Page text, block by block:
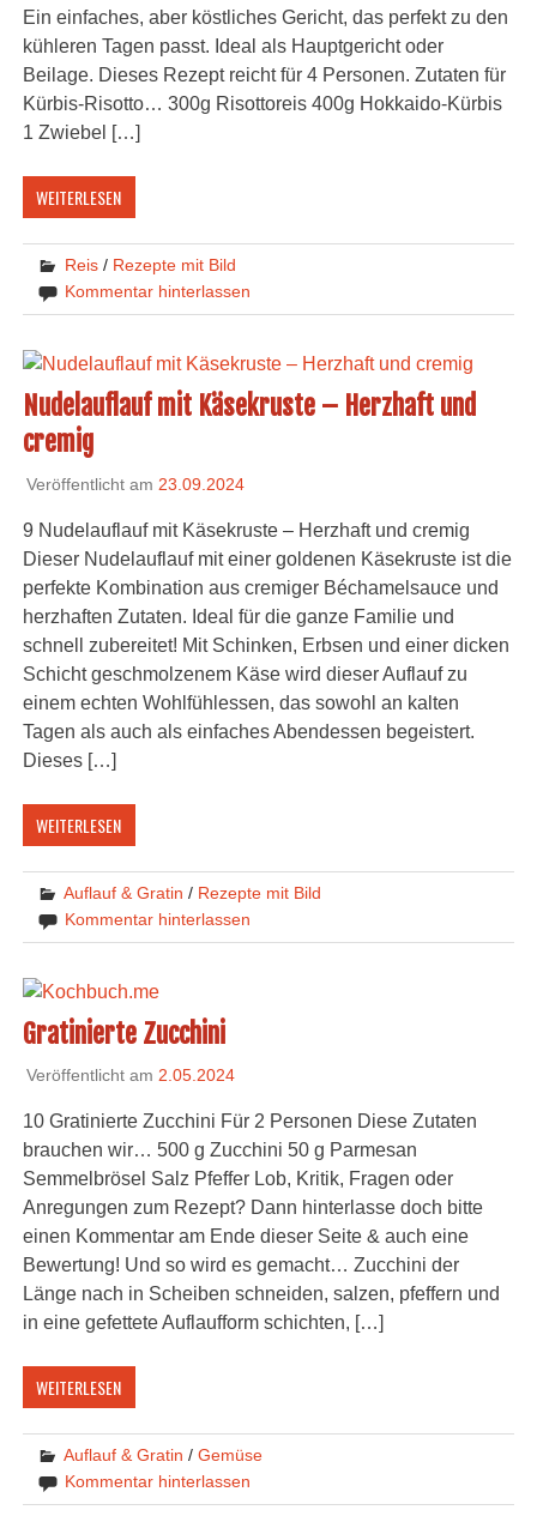
Ein einfaches, aber köstliches Gericht, das perfekt zu den
kühleren Tagen passt. Ideal als Hauptgericht oder
Beilage. Dieses Rezept reicht für 4 Personen. Zutaten für
Kürbis-Risotto… 300g Risottoreis 400g Hokkaido-Kürbis
1 Zwiebel […]
WEITERLESEN
Reis / Rezepte mit Bild
Kommentar hinterlassen
Nudelauflauf mit Käsekruste – Herzhaft und
cremig
Veröffentlicht am 23.09.2024
9 Nudelauflauf mit Käsekruste – Herzhaft und cremig
Dieser Nudelauflauf mit einer goldenen Käsekruste ist die
perfekte Kombination aus cremiger Béchamelsauce und
herzhaften Zutaten. Ideal für die ganze Familie und
schnell zubereitet! Mit Schinken, Erbsen und einer dicken
Schicht geschmolzenem Käse wird dieser Auflauf zu
einem echten Wohlfühlessen, das sowohl an kalten
Tagen als auch als einfaches Abendessen begeistert.
Dieses […]
WEITERLESEN
Auflauf & Gratin / Rezepte mit Bild
Kommentar hinterlassen
Gratinierte Zucchini
Veröffentlicht am 2.05.2024
10 Gratinierte Zucchini Für 2 Personen Diese Zutaten
brauchen wir… 500 g Zucchini 50 g Parmesan
Semmelbrösel Salz Pfeffer Lob, Kritik, Fragen oder
Anregungen zum Rezept? Dann hinterlasse doch bitte
einen Kommentar am Ende dieser Seite & auch eine
Bewertung! Und so wird es gemacht… Zucchini der
Länge nach in Scheiben schneiden, salzen, pfeffern und
in eine gefettete Auflaufform schichten, […]
WEITERLESEN
Auflauf & Gratin /Gemüse
Kommentar hinterlassen